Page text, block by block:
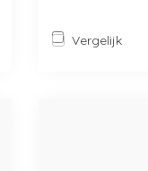
Vergelijk